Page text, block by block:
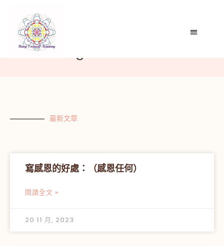
Uncategorized
最新文章
寫感恩的好處：（感恩任何）
閱讀全文 »
20 11 月, 2023